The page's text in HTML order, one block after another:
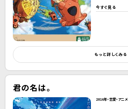
今すぐ見る
もっと詳しくみる
君の名は。
2016年・恋愛・アニメ